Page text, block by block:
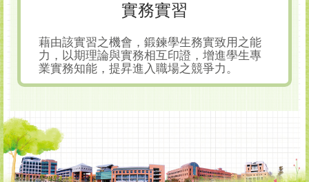
實務實習
藉由該實習之機會，鍛鍊學生務實致用之能
力，以期理論與實務相互印證，增進學生專
業實務知能，提昇進入職場之競爭力。